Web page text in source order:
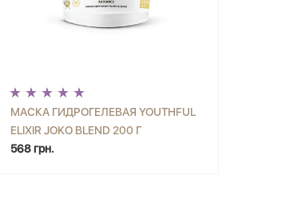
МАСКА ГИДРОГЕЛЕВАЯ YOUTHFUL
ELIXIR JOKO BLEND 200 Г
568 грн.
-